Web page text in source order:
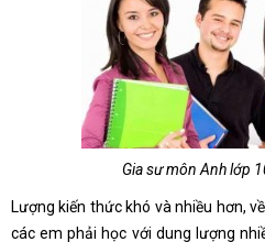
Gia sư môn Anh lớp
Lượng kiến thức khó và nhiều hơn,
các em phải học với dung lượng